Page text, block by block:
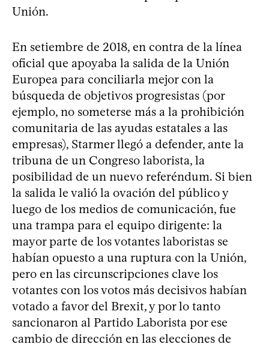
Unión.
En setiembre de 2018, en contra de la línea
oficial que apoyaba la salida de la Unión
Europea para conciliarla mejor con la
búsqueda de objetivos progresistas (por
ejemplo, no someterse más a la prohibición
comunitaria de las ayudas estatales a las
empresas), Starmer llegó a defender, ante la
tribuna de un Congreso laborista, la
posibilidad de un nuevo referéndum. Si bien
la salida le valió la ovación del público y
luego de los medios de comunicación, fue
una trampa para el equipo dirigente: la
mayor parte de los votantes laboristas se
habían opuesto a una ruptura con la Unión,
pero en las circunscripciones clave los
votantes con los votos más decisivos habían
votado a favor del Brexit, y por lo tanto
sancionaron al Partido Laborista por ese
cambio de dirección en las elecciones de